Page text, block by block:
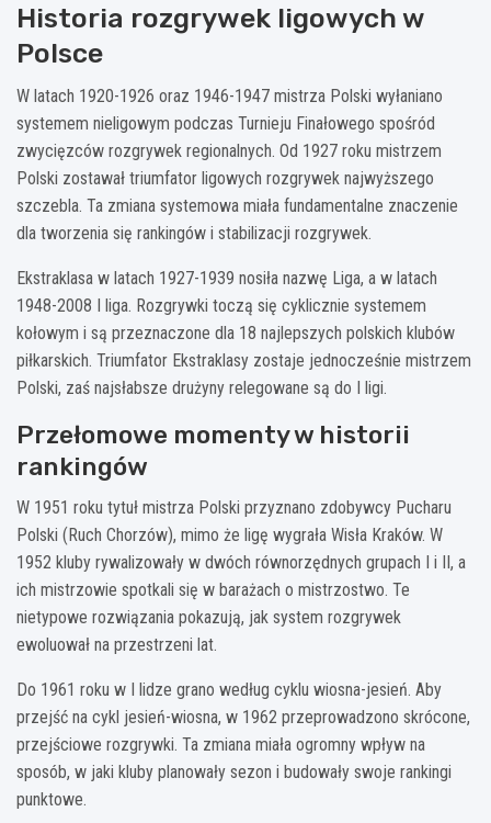
Historia rozgrywek ligowych w
Polsce
W latach 1920-1926 oraz 1946-1947 mistrza Polski wyłaniano
systemem nieligowym podczas Turnieju Finałowego spośród
zwycięzców rozgrywek regionalnych. Od 1927 roku mistrzem
Polski zostawał triumfator ligowych rozgrywek najwyższego
szczebla. Ta zmiana systemowa miała fundamentalne znaczenie
dla tworzenia się rankingów i stabilizacji rozgrywek.
Ekstraklasa w latach 1927-1939 nosiła nazwę Liga, a w latach
1948-2008 I liga. Rozgrywki toczą się cyklicznie systemem
kołowym i są przeznaczone dla 18 najlepszych polskich klubów
piłkarskich. Triumfator Ekstraklasy zostaje jednocześnie mistrzem
Polski, zaś najsłabsze drużyny relegowane są do I ligi.
Przełomowe momenty w historii
rankingów
W 1951 roku tytuł mistrza Polski przyznano zdobywcy Pucharu
Polski (Ruch Chorzów), mimo że ligę wygrała Wisła Kraków. W
1952 kluby rywalizowały w dwóch równorzędnych grupach I i II, a
ich mistrzowie spotkali się w barażach o mistrzostwo. Te
nietypowe rozwiązania pokazują, jak system rozgrywek
ewoluował na przestrzeni lat.
Do 1961 roku w I lidze grano według cyklu wiosna-jesień. Aby
przejść na cykl jesień-wiosna, w 1962 przeprowadzono skrócone,
przejściowe rozgrywki. Ta zmiana miała ogromny wpływ na
sposób, w jaki kluby planowały sezon i budowały swoje rankingi
punktowe.